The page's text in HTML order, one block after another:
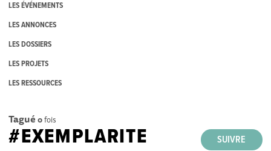
LES ÉVÉNEMENTS
LES ANNONCES
LES DOSSIERS
LES PROJETS
LES RESSOURCES
Tagué 0fois
SUIVRE
#EXEMPLARITE